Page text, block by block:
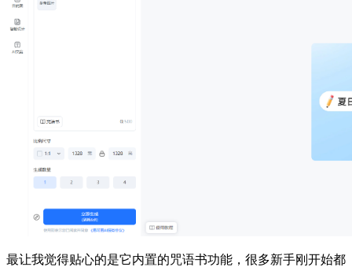
最让我觉得贴心的是它内置的咒语书功能，很多新手刚开始都